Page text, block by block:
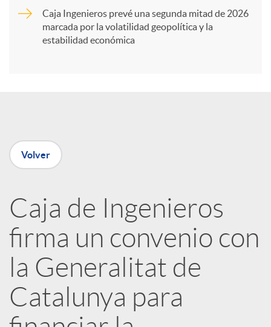
n
e
d
e
Caja Ingenieros prevé una segunda mitad de 2026
marcada por la volatilidad geopolítica y la
estabilidad económica
Volver
Caja de Ingenieros
firma un convenio con
la Generalitat de
Catalunya para